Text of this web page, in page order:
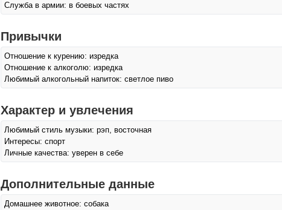
Служба в армии: в боевых частях
Привычки
Отношение к курению: изредка
Отношение к алкоголю: изредка
Любимый алкогольный напиток: светлое пиво
Характер и увлечения
Любимый стиль музыки: рэп, восточная
Интересы: спорт
Личные качества: уверен в себе
Дополнительные данные
Домашнее животное: собака